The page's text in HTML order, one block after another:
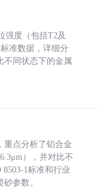
强度（包括T2及
准数据，详细分
不同状态下的金属
重点分析了铝合金
），并对比不
1标准和行业
参数。